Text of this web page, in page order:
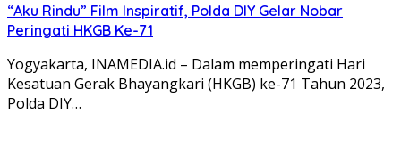
“Aku Rindu” Film Inspiratif, Polda DIY Gelar Nobar
Peringati HKGB Ke-71
Yogyakarta, INAMEDIA.id – Dalam memperingati Hari
Kesatuan Gerak Bhayangkari (HKGB) ke-71 Tahun 2023,
Polda DIY…